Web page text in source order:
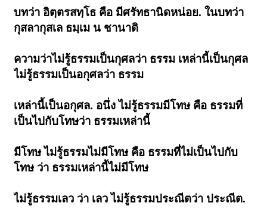
บทว่า อิตฺตรสทฺโธ คือ มีศรัทธานิดหน่อย. ในบทว่า
กุสลากุสเล ธมฺเม น ชานาติ
ความว่าไม่รู้ธรรมเป็นกุศลว่า ธรรม เหล่านี้เป็นกุศล
ไม่รู้ธรรมเป็นอกุศลว่า ธรรม
เหล่านี้เป็นอกุศล. อนึ่ง ไม่รู้ธรรมมีโทษ คือ ธรรมที่
เป็นไปกับโทษว่า ธรรมเหล่านี้
มีโทษ ไม่รู้ธรรมไม่มีโทษ คือ ธรรมที่ไม่เป็นไปกับ
โทษ ว่า ธรรมเหล่านี้ไม่มีโทษ
ไม่รู้ธรรมเลว ว่า เลว ไม่รู้ธรรมประณีตว่า ประณีต.